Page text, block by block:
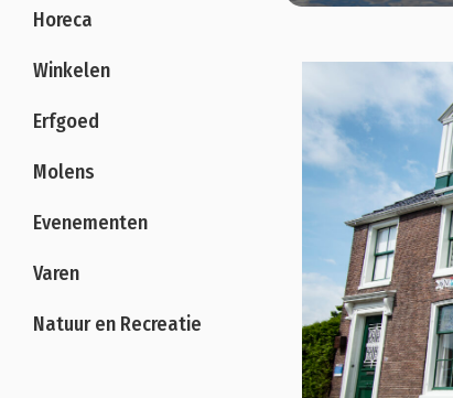
Horeca
Winkelen
Erfgoed
Molens
Evenementen
Varen
Natuur en Recreatie